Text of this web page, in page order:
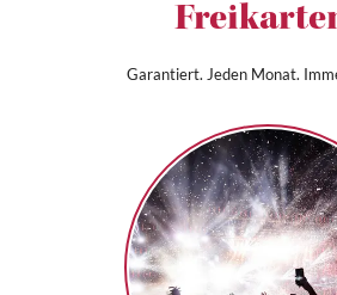
Garantiert. Jeden Monat.